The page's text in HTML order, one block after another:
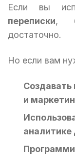
Если вы
переписки,
достаточно.
Но если вам
Создавать
и
аналитике